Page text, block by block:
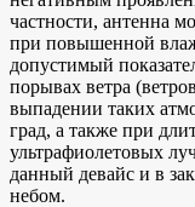
частности, антенна
при повышенной
допустимый
порывах ветра
выпадении таких
град, а также при
ультрафиолетовых
данный девайс и в
небом.